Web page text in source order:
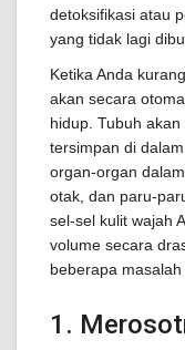
detoksifikasi atau
yang tidak lagi
Ketika Anda
akan secara
hidup. Tubuh
tersimpan di
organ-organ
otak, dan paru-
sel-sel kulit wajah
volume secara
beberapa
1.